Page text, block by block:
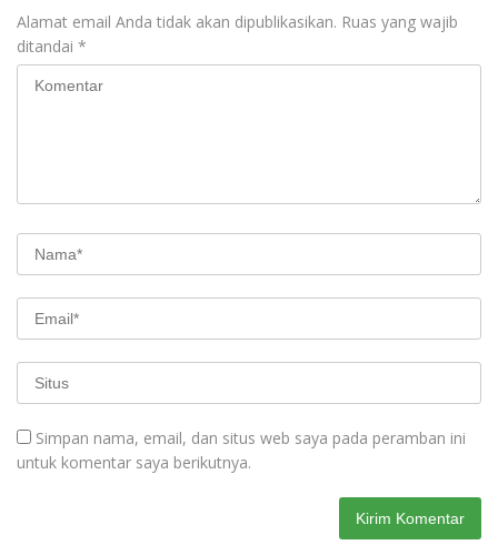
Alamat email Anda tidak akan dipublikasikan. Ruas yang wajib
ditandai *
Simpan nama, email, dan situs web saya pada peramban ini
untuk komentar saya berikutnya.